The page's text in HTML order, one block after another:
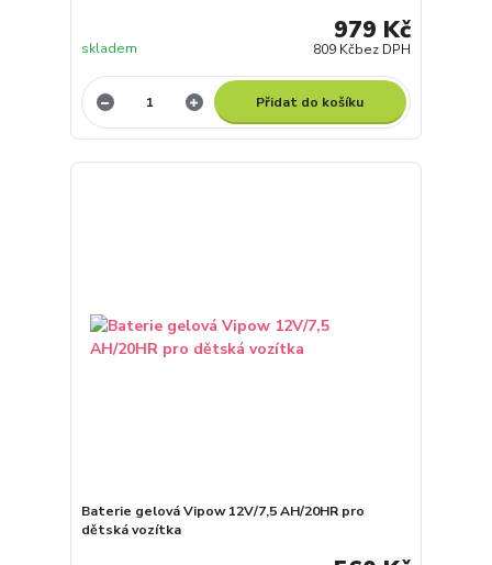
979 Kč
809 Kčbez DPH
skladem
Přidat do košíku
Baterie gelová Vipow 12V/7,5 AH/20HR pro
dětská vozítka